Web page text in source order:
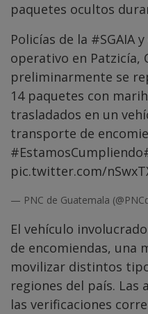
paquetes ocultos
Policías de la #SGAIA y
operativo en Patzicía,
preliminarmente se
14 paquetes con
trasladados en un
transporte de
#EstamosCumpliendo
pic.twitter.com/
— PNC de Guatemala
El vehículo
de encomiendas, una
movilizar distintos
regiones del país.
las verificaciones